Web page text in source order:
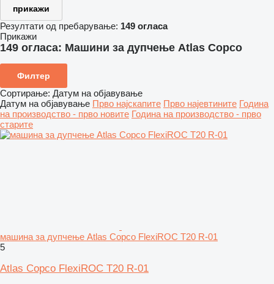
прикажи
Резултати од пребарување: 149 огласа
Прикажи
149 огласа: Машини за дупчење Atlas Copco
Филтер
Сортирање: Датум на објавување
Датум на објавување Прво најскапите Прво најевтините Година
на производство - прво новите Година на производство - прво
старите
машина за дупчење Atlas Copco FlexiROC T20 R-01
5
Atlas Copco FlexiROC T20 R-01